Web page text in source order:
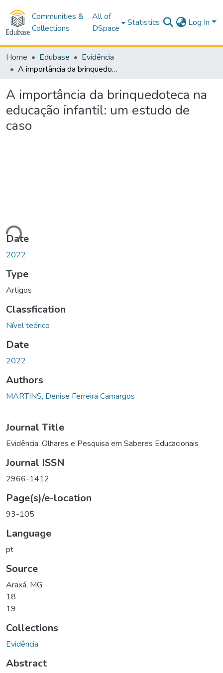
Communities &
Collections
All of
DSpace
Statistics Log In
Home Edubase
Evidência
A importância da brinquedoteca na educação infantil: um estudo de caso
A importância da brinquedoteca na
educação infantil: um estudo de
caso
Date
2022
Type
Artigos
Classfication
Nível teórico
Date
2022
Authors
MARTINS, Denise Ferreira Camargos
Journal Title
Evidência: Olhares e Pesquisa em Saberes Educacionais
Journal ISSN
2966-1412
Page(s)/e-location
93-105
Language
pt
Source
Araxá, MG
18
19
Collections
Evidência
Abstract